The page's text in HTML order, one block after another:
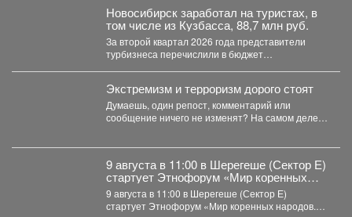
Новосибирск заработал на туристах, в
том числе из Кузбасса, 88,7 млн руб.
За второй квартал 2026 года представители
турбизнеса перечислили в бюджет
Экстремизм и терроризм дорого стоят
Думаешь, один репост, комментарий или
сообщение ничего не изменят? На самом деле у
9 августа в 11:00 в Шерегеше (Сектор Е)
стартует Этнофорум «Мир коренных
народов.
9 августа в 11:00 в Шерегеше (Сектор Е)
стартует Этнофорум «Мир коренных народов.